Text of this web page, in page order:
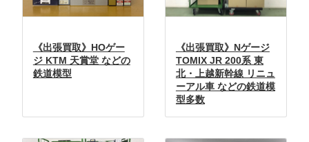
《出張買取》HOゲー
ジ KTM 天賞堂 などの
鉄道模型
《出張買取》Nゲージ
TOMIX JR 200系 東
北・上越新幹線 リニュ
ーアル車 などの鉄道模
型多数